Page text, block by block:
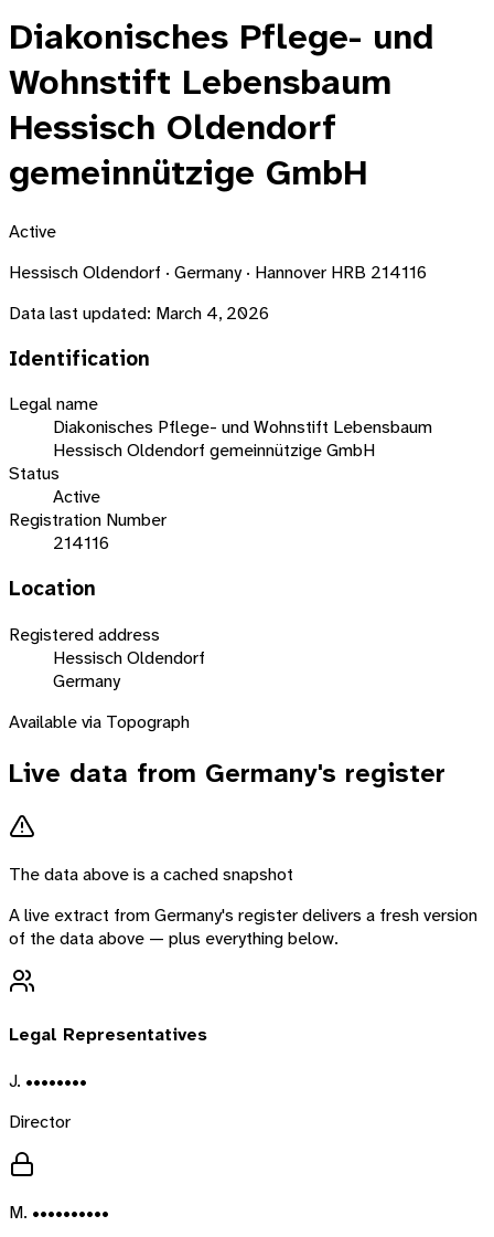
Diakonisches Pflege- und
Wohnstift Lebensbaum
Hessisch Oldendorf
gemeinnützige GmbH
Active
Hessisch Oldendorf · Germany · Hannover HRB 214116
Data last updated: March 4, 2026
Identification
Legal name
Diakonisches Pflege- und Wohnstift Lebensbaum
Hessisch Oldendorf gemeinnützige GmbH
Status
Active
Registration Number
214116
Location
Registered address
Hessisch Oldendorf
Germany
Available via Topograph
Live data from Germany's register
The data above is a cached snapshot
A live extract fromGermany's register delivers a fresh version
of the data above — plus everything below.
Legal Representatives
J. ••••••••
Director
M. ••••••••••